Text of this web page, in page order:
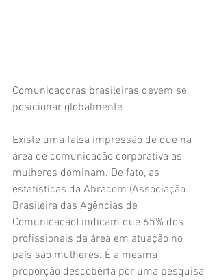
Comunicadoras brasileiras devem se
posicionar globalmente
Existe uma falsa impressão de que na
área de comunicação corporativa as
mulheres dominam. De fato, as
estatísticas da Abracom (Associação
Brasileira das Agências de
Comunicação) indicam que 65% dos
profissionais da área em atuação no
país são mulheres. É a mesma
proporção descoberta por uma pesquisa